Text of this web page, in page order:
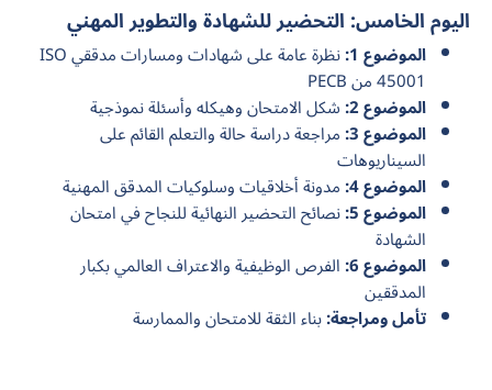
اليوم الخامس: التحضير للشهادة والتطوير المهني
الموضوع 1: نظرة عامة على شهادات ومسارات مدققي ISO
45001 من PECB
الموضوع 2: شكل الامتحان وهيكله وأسئلة نموذجية
الموضوع 3: مراجعة دراسة حالة والتعلم القائم على
السيناريوهات
الموضوع 4: مدونة أخلاقيات وسلوكيات المدقق المهنية
الموضوع 5: نصائح التحضير النهائية للنجاح في امتحان
الشهادة
الموضوع 6: الفرص الوظيفية والاعتراف العالمي بكبار
المدققين
تأمل ومراجعة:بناء الثقة للامتحان والممارسة